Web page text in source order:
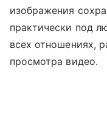
изображения
практически под
всех отношениях,
просмотра видео.